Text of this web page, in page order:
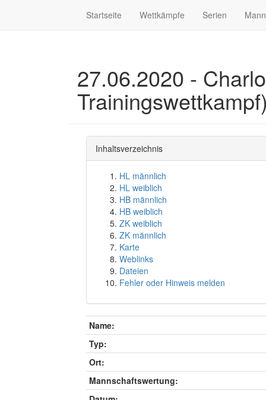
Startseite Wettkämpfe Serien
27.06.2020 -
Inhaltsverzeichnis
HL männlich
HL weiblich
HB männlich
HB weiblich
ZK weiblich
ZK männlich
Karte
Weblinks
Dateien
Fehler oder Hinweis melden
Name:
Typ:
Ort:
Mannschaftswertung: